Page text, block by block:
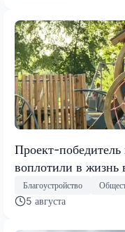
Проект-победитель
воплотили в жизнь
Благоустройство
5 августа